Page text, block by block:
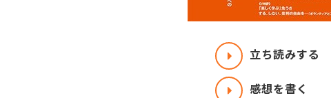
立ち読みする
感想を書く